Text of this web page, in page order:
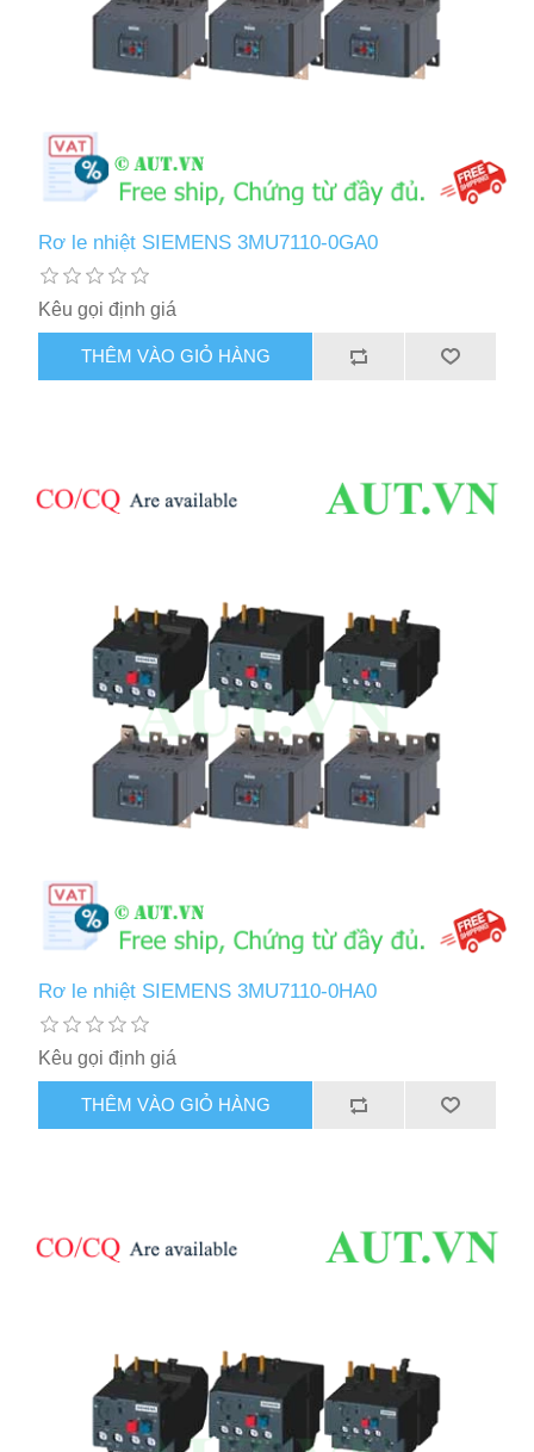
Rơ le nhiệt SIEMENS 3MU7110-0GA0
Kêu gọi định giá
THÊM VÀO GIỎ HÀNG
Rơ le nhiệt SIEMENS 3MU7110-0HA0
Kêu gọi định giá
THÊM VÀO GIỎ HÀNG